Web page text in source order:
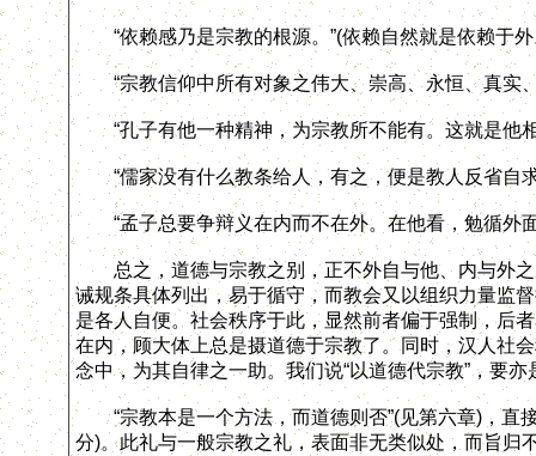
“依赖感乃是宗教的根源。”(依赖自然就是依赖于外
“宗教信仰中所有对象之伟大、崇高、永恒、真实
“孔子有他一种精神，为宗教所不能有。这就是他
“儒家没有什么教条给人，有之，便是教人反省自求
“孟子总要争辩义在内而不在外。在他看，勉循外
总之，道德与宗教之别，正不外自与他、内与外之
诫规条具体列出，易于循守，而教会又以组织力量监
是各人自便。社会秩序于此，显然前者偏于强制，后
在内，顾大体上总是摄道德于宗教了。同时，汉人社
念中，为其自律之一助。我们说“以道德代宗教”，要
“宗教本是一个方法，而道德则否”(见第六章)，直
分)。此礼与一般宗教之礼，表面非无类似处，而旨归